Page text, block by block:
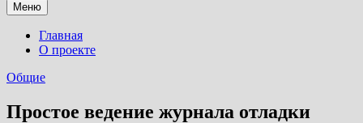
Меню
Главная
О проекте
Общие
Простое ведение журнала отладки